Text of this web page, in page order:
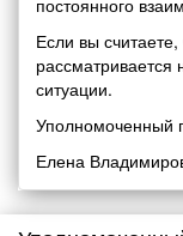
постоянного
Если вы
ситуации.
Уполномоченный
Елена